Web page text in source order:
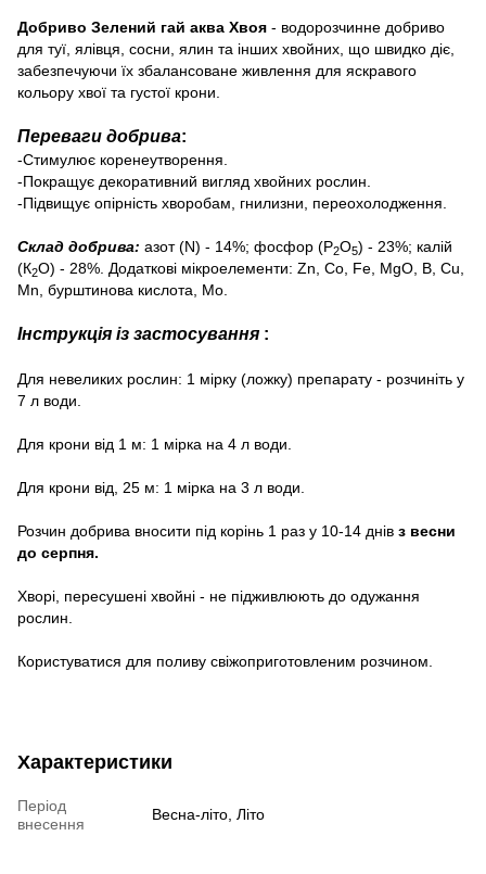
Добриво Зелений гай аква Хвоя - водорозчинне добриво
для туї, ялівця, сосни, ялин та інших хвойних, що швидко діє,
забезпечуючи їх збалансоване живлення для яскравого
кольору хвої та густої крони.
Переваги добрива:
-Стимулює коренеутворення.
-Покращує декоративний вигляд хвойних рослин.
-Підвищує опірність хворобам, гнилизни, переохолодження.
Склад добрива: азот (N) - 14%; фосфор (P2О5) - 23%; калій
(К2О) - 28%. Додаткові мікроелементи: Zn, Co, Fe, MgO, B, Cu,
Mn, бурштинова кислота, Mo.
Інструкція із застосування :
Для невеликих рослин: 1 мірку (ложку) препарату - розчиніть у
7 л води.
Для крони від 1 м: 1 мірка на 4 л води.
Для крони від, 25 м: 1 мірка на 3 л води.
Розчин добрива вносити під корінь 1 раз у 10-14 днів з весни
до серпня.
Хворі, пересушені хвойні - не підживлюють до одужання
рослин.
Користуватися для поливу свіжоприготовленим розчином.
Характеристики
Період
внесення
Весна-літо, Літо